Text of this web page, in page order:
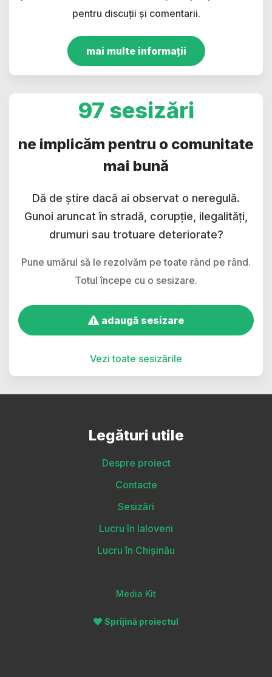
pentru discuții și comentarii.
mai multe informații
97 sesizări
ne implicăm pentru o comunitate
mai bună
Dă de știre dacă ai observat o neregulă.
Gunoi aruncat în stradă, corupție, ilegalități,
drumuri sau trotuare deteriorate?
Pune umărul să le rezolvăm pe toate rând pe rând.
Totul începe cu o sesizare.
adaugă sesizare
Vezi toate sesizările
Legături utile
Despre proiect
Contacte
Sesizări
Lucru în Ialoveni
Lucru în Chișinău
Media Kit
Sprijină proiectul